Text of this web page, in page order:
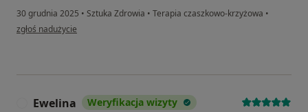
30 grudnia 2025 • Sztuka Zdrowia • Terapia czaszkowo-krzyżowa •
w opinii użytkownika Magda
zgłoś nadużycie
Ewelina Weryfikacja wizyty